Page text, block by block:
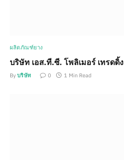
ผลิตภัณฑ์ยาง
บริษัท เอส.ที.ซี. โพลิเมอร์ เทรดดิ้
By บริษัท 0 1 Min Read